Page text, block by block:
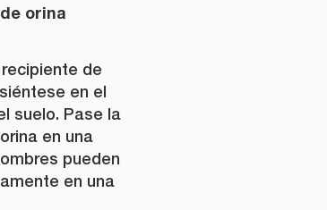
orina
de
en el
suelo. Pase la
en una
pueden
en una